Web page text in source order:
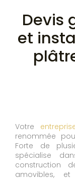
Devis
et
Votre
renommée
Forte de
spécialise
construction
amovibles,